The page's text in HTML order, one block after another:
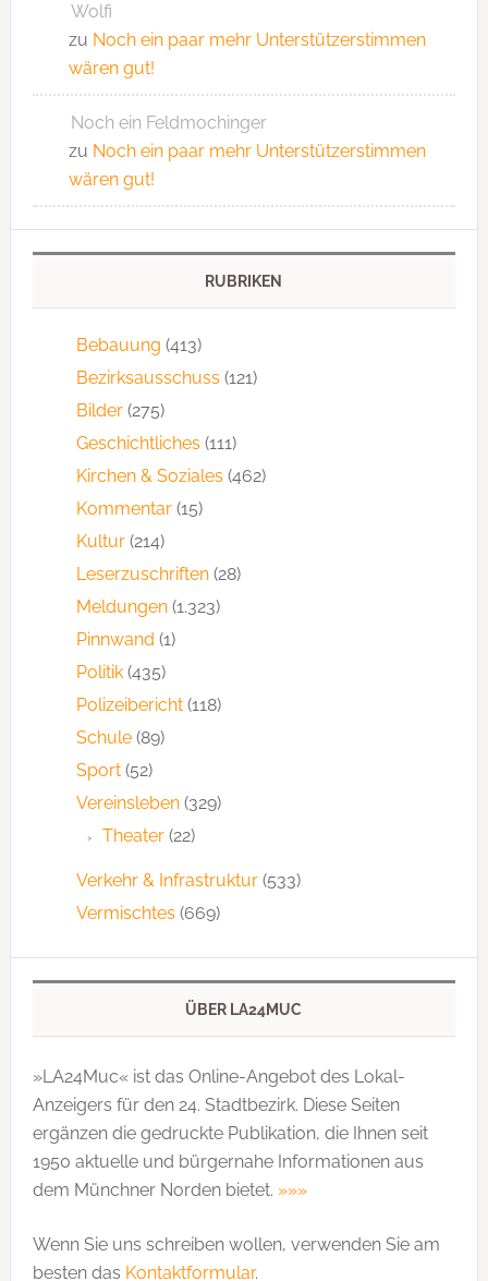
Wolfi
zu Noch ein paar mehr Unterstützerstimmen
wären gut!
Noch ein Feldmochinger
zu Noch ein paar mehr Unterstützerstimmen
wären gut!
RUBRIKEN
Bebauung (413)
Bezirksausschuss (121)
Bilder(275)
Geschichtliches (111)
Kirchen & Soziales (462)
Kommentar(15)
Kultur(214)
Leserzuschriften(28)
Meldungen(1.323)
Pinnwand (1)
Politik(435)
Polizeibericht(118)
Schule(89)
Sport(52)
Vereinsleben(329)
Theater(22)
Verkehr & Infrastruktur(533)
Vermischtes (669)
ÜBER LA24MUC
»LA24Muc« ist das Online-Angebot des Lokal-
Anzeigers für den 24. Stadtbezirk. Diese Seiten
ergänzen die gedruckte Publi­kation, die Ihnen seit
1950 aktuelle und bürgernahe Informationen aus
dem Münchner Norden bietet. »»»
Wenn Sie uns schreiben wollen, verwenden Sie am
besten das Kontaktformular.